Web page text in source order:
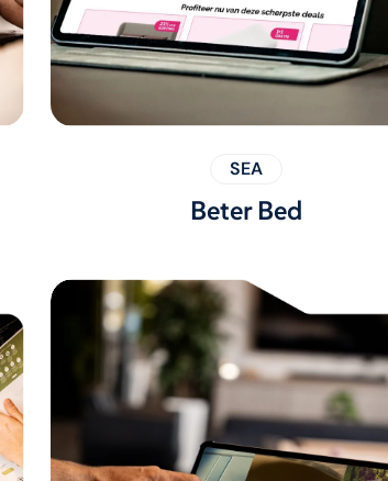
SEA
Beter Bed